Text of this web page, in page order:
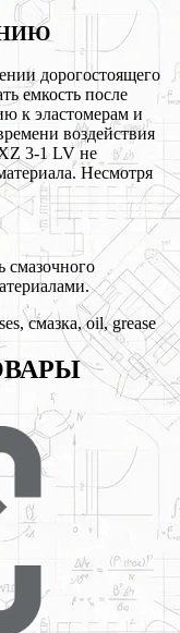
дорогостоящего
емкость после
к эластомерам и
воздействия
3-1 LV не
Несмотря
смазочного
смазка, oil, grease